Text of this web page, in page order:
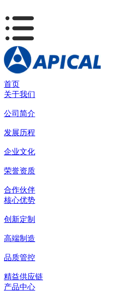
首页
关于我们
公司简介
发展历程
企业文化
荣誉资质
合作伙伴
核心优势
创新定制
高端制造
品质管控
精益供应链
产品中心